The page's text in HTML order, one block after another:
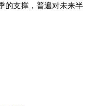
的支撑，普遍对未来半